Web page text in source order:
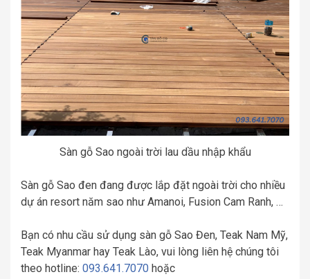
Sàn gỗ Sao ngoài trời lau dầu nhập khẩu
Sàn gỗ Sao đen đang được lắp đặt ngoài trời cho nhiều
dự án resort năm sao như Amanoi, Fusion Cam Ranh, …
Bạn có nhu cầu sử dụng sàn gỗ Sao Đen, Teak Nam Mỹ,
Teak Myanmar hay Teak Lào, vui lòng liên hệ chúng tôi
theo hotline: 093.641.7070 hoặc